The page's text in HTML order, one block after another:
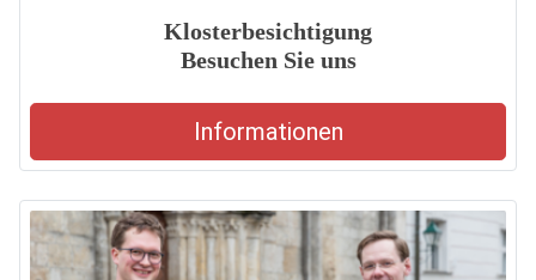
Klosterbesichtigung
Besuchen Sie uns
Informationen